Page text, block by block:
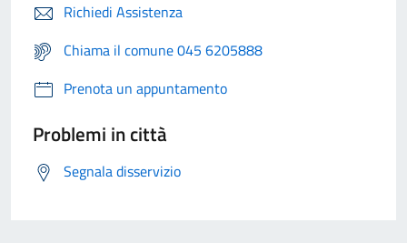
Richiedi Assistenza
Chiama il comune 045 6205888
Prenota un appuntamento
Problemi in città
Segnala disservizio